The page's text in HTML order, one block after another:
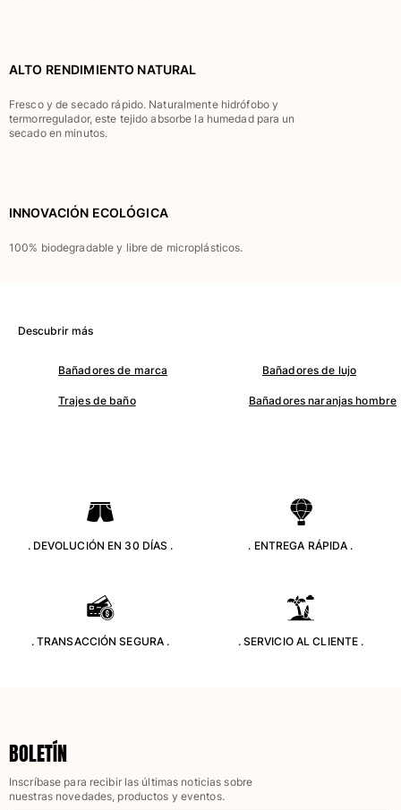
Traje de baño
Clásico
Clásico stretch
Trajes de baño mágicos
Camisetas
Camisas
Ver todo Niña
Trajes de baño
Rashguard
Dos Piezas
Bebe
Monos
Pantalones cortos
ALTO RENDIMIENTO NATURAL
Fresco y de secado rápido. Naturalmente hidrófobo y
termorregulador, este tejido absorbe la humedad para un
secado en minutos.
INNOVACIÓN ECOLÓGICA
100% biodegradable y libre de microplásticos.
Descubrir más
Bañadores de marca Bañadores de lujo
Trajes de baño Bañadores naranjas hombre
. DEVOLUCIÓN EN 30 DÍAS . . ENTREGA RÁPIDA .
. TRANSACCIÓN SEGURA . . SERVICIO AL CLIENTE .
BOLETÍN
Inscríbase para recibir las últimas noticias sobre
nuestras novedades, productos y eventos.